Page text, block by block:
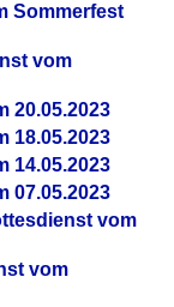
Sommerfest
vom
20.05.2023
18.05.2023
14.05.2023
07.05.2023
vom
vom